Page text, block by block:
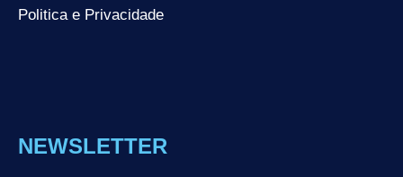
Politica e Privacidade
NEWSLETTER